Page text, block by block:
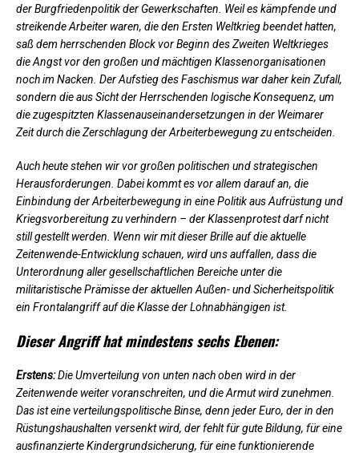
der Burgfriedenpolitik der Gewerkschaften. Weil es kämpfende und
streikende Arbeiter waren, die den Ersten Weltkrieg beendet hatten,
saß dem herrschenden Block vor Beginn des Zweiten Weltkrieges
die Angst vor den großen und mächtigen Klassenorganisationen
noch im Nacken. Der Aufstieg des Faschismus war daher kein Zufall,
sondern die aus Sicht der Herrschenden logische Konsequenz, um
die zugespitzten Klassenauseinandersetzungen in der Weimarer
Zeit durch die Zerschlagung der Arbeiterbewegung zu entscheiden.
Auch heute stehen wir vor großen politischen und strategischen
Herausforderungen. Dabei kommt es vor allem darauf an, die
Einbindung der Arbeiterbewegung in eine Politik aus Aufrüstung und
Kriegsvorbereitung zu verhindern – der Klassenprotest darf nicht
still gestellt werden. Wenn wir mit dieser Brille auf die aktuelle
Zeitenwende-Entwicklung schauen, wird uns auffallen, dass die
Unterordnung aller gesellschaftlichen Bereiche unter die
militaristische Prämisse der aktuellen Außen- und Sicherheitspolitik
ein Frontalangriff auf die Klasse der Lohnabhängigen ist.
Dieser Angriff hat mindestens sechs Ebenen:
Erstens:Die Umverteilung von unten nach oben wird in der
Zeitenwende weiter voranschreiten, und die Armut wird zunehmen.
Das ist eine verteilungspolitische Binse, denn jeder Euro, der in den
Rüstungshaushalten versenkt wird, der fehlt für gute Bildung, für eine
ausfinanzierte Kindergrundsicherung, für eine funktionierende